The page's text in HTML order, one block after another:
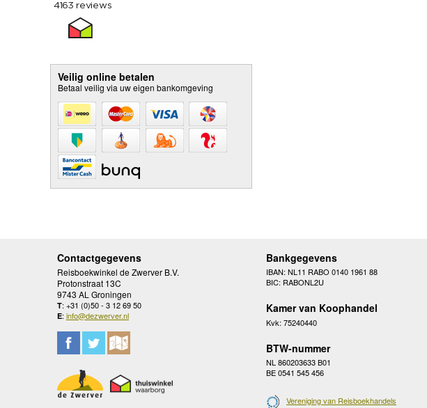
Veilig online betalen
Betaal veilig via uw eigen bankomgeving
Contactgegevens
Reisboekwinkel de Zwerver B.V.
Protonstraat 13C
9743 AL Groningen
T: +31 (0)50 - 3 12 69 50
E: info@dezwerver.nl
Bankgegevens
IBAN: NL11 RABO 0140 1961 88
BIC: RABONL2U
Kamer van Koophandel
Kvk: 75240440
BTW-nummer
NL 860203633 B01
BE 0541 545 456
Vereniging van Reisboekhandels